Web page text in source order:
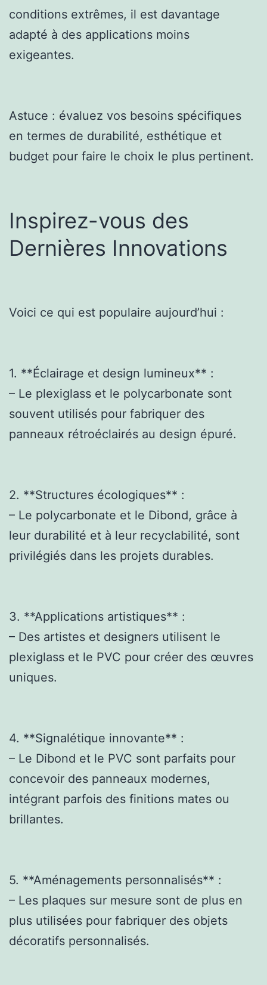
conditions extrêmes, il est davantage
adapté à des applications moins
exigeantes.
Astuce : évaluez vos besoins spécifiques
en termes de durabilité, esthétique et
budget pour faire le choix le plus pertinent.
Inspirez-vous des
Dernières Innovations
Voici ce qui est populaire aujourd’hui :
1. **Éclairage et design lumineux** :
– Le plexiglass et le polycarbonate sont
souvent utilisés pour fabriquer des
panneaux rétroéclairés au design épuré.
2. **Structures écologiques** :
– Le polycarbonate et le Dibond, grâce à
leur durabilité et à leur recyclabilité, sont
privilégiés dans les projets durables.
3. **Applications artistiques** :
– Des artistes et designers utilisent le
plexiglass et le PVC pour créer des œuvres
uniques.
4. **Signalétique innovante** :
– Le Dibond et le PVC sont parfaits pour
concevoir des panneaux modernes,
intégrant parfois des finitions mates ou
brillantes.
5. **Aménagements personnalisés** :
– Les plaques sur mesure sont de plus en
plus utilisées pour fabriquer des objets
décoratifs personnalisés.